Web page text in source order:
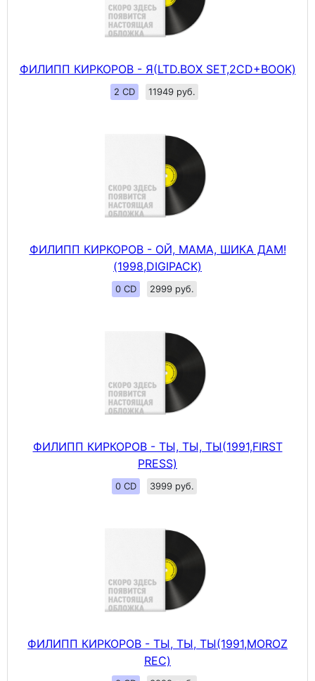
ФИЛИПП КИРКОРОВ - Я(LTD.BOX SET,2CD+BOOK)
2 CD 11949 руб.
ФИЛИПП КИРКОРОВ - ОЙ, МАМА, ШИКА ДАМ!
(1998,DIGIPACK)
0 CD 2999 руб.
ФИЛИПП КИРКОРОВ - ТЫ, ТЫ, ТЫ(1991,FIRST
PRESS)
0 CD 3999 руб.
ФИЛИПП КИРКОРОВ - ТЫ, ТЫ, ТЫ(1991,MOROZ
REC)